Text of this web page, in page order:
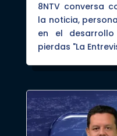
8NTV conversa
la noticia,
en el
pierdas "La